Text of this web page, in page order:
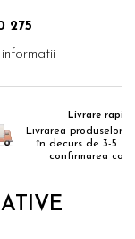
275
Livrare rapidă
Livrarea produselor
în decurs de 3-5
confirmarea